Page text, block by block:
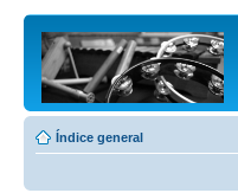
Índice general